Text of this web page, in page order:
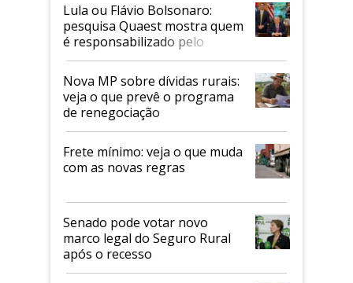
Lula ou Flávio Bolsonaro:
pesquisa Quaest mostra quem
é responsabilizado pelo
tarifaço dos EUA
Nova MP sobre dívidas rurais:
veja o que prevê o programa
de renegociação
Frete mínimo: veja o que muda
com as novas regras
Senado pode votar novo
marco legal do Seguro Rural
após o recesso